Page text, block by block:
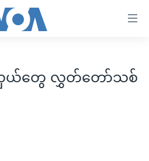
ယ်တွေ လွှတ်တော်သစ်